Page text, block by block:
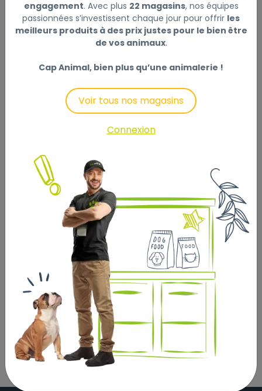
Livraison à domicile (offerte dès
69€) :
Disponible
12,90 €
+
-
Ajouter au panier
Description Laisser un avis
Les KONG Wild Knots sont doux et câlins à l'extérieur,
et durables et solides à l'intérieur. Les ours Wild Knots
sont un succès garanti auprès des chiens et de leurs
propriétaires. Les chiens adorent le squelette tressé
et le corps en peluche renforcé assure une durabilité
supplémentaire. Les KONG Wild Knots ont moins de
rembourrage, donc moins de désordre, et ils couinent
pour encourager le jeu. Vous recevrez un petit ours
dans une couleur aléatoire !
engagement. Avec plus 22 magasins, nos équipes
passionnées s’investissent chaque jour pour offrir les
meilleurs produits à des prix justes pour le bien être
de vos animaux.
Cap Animal, bien plus qu’une animalerie !
Voir tous nos magasins
Connexion